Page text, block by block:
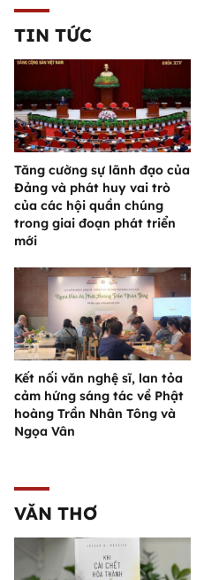
TIN TỨC
Tăng cường sự lãnh đạo của
Đảng và phát huy vai trò
của các hội quần chúng
trong giai đoạn phát triển
mới
Kết nối văn nghệ sĩ, lan tỏa
cảm hứng sáng tác về Phật
hoàng Trần Nhân Tông và
Ngọa Vân
VĂN THƠ